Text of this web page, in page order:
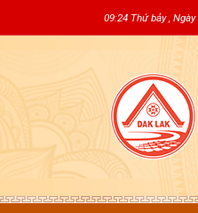
09:24 Thứ bảy ,